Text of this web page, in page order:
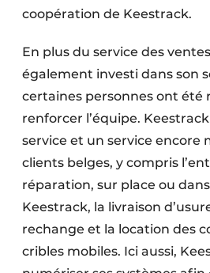
coopération de Keestrack.
En plus du service des
également investi dans son
certaines personnes ont été
renforcer l’équipe.
service et un service encore
clients belges, y compris
réparation, sur place ou dans
Keestrack, la livraison
rechange et la location des
cribles mobiles. Ici aussi,